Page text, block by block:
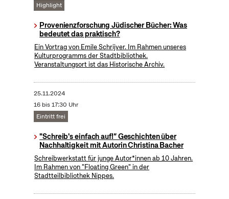
Highlight
Provenienzforschung Jüdischer Bücher: Was
bedeutet das praktisch?
Ein Vortrag von Emile Schrijver. Im Rahmen unseres
Kulturprogramms der Stadtbibliothek.
Veranstaltungsort ist das Historische Archiv.
25.11.2024
16 bis 17:30 Uhr
Eintritt frei
"Schreib's einfach auf!“ Geschichten über
Nachhaltigkeit mit Autorin Christina Bacher
Schreibwerkstatt für junge Autor*innen ab 10 Jahren.
Im Rahmen von "Floating Green" in der
Stadtteilbibliothek Nippes.